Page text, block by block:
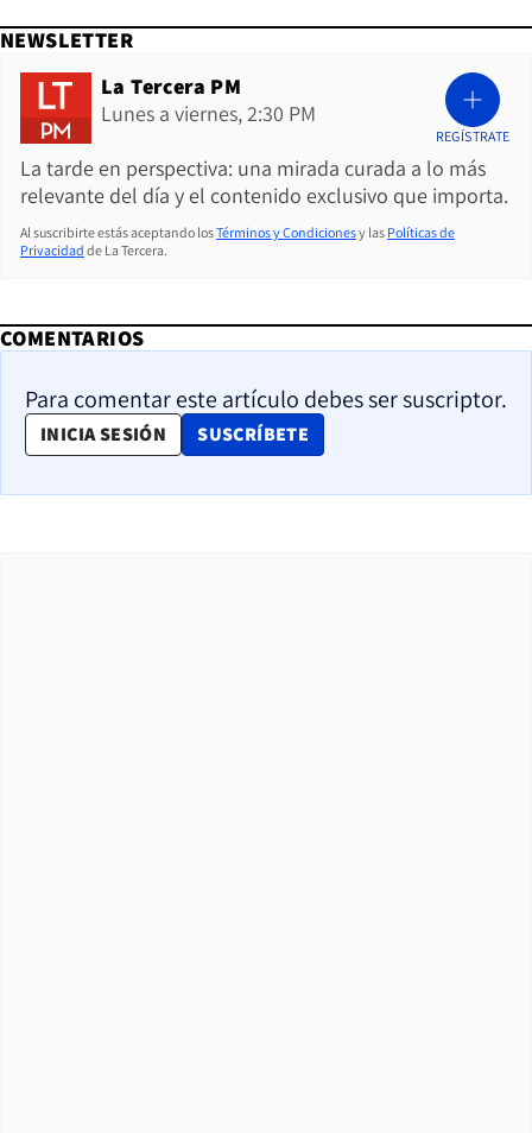
NEWSLETTER
La Tercera PM
Lunes a viernes, 2:30 PM
La tarde en perspectiva: una mirada curada a lo más
relevante del día y el contenido exclusivo que importa.
REGÍSTRATE
Al suscribirte estás aceptando losTérminos y Condicionesy las Políticas de
Privacidad de La Tercera.
COMENTARIOS
Para comentar este artículo debes ser suscriptor.
INICIA SESIÓN SUSCRÍBETE
OPENS IN NEW WINDOW